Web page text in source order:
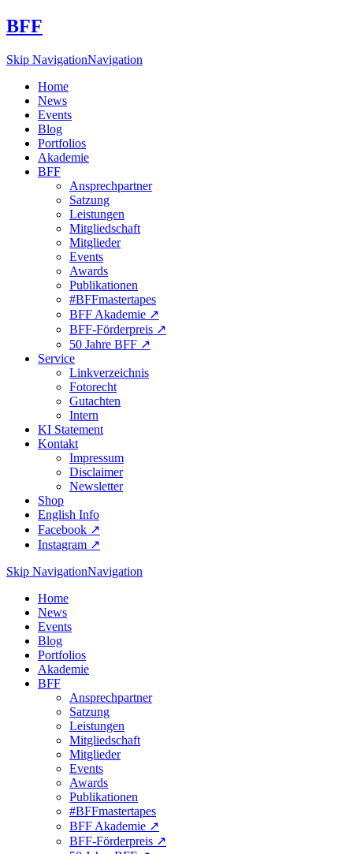
BFF
Skip NavigationNavigation
Home
News
Events
Blog
Portfolios
Akademie
BFF
Ansprechpartner
Satzung
Leistungen
Mitgliedschaft
Mitglieder
Events
Awards
Publikationen
#BFFmastertapes
BFF Akademie ↗︎
BFF-Förderpreis ↗︎
50 Jahre BFF ↗︎
Service
Linkverzeichnis
Fotorecht
Gutachten
Intern
KI Statement
Kontakt
Impressum
Disclaimer
Newsletter
Shop
English Info
Facebook ↗︎
Instagram ↗︎
Skip NavigationNavigation
Home
News
Events
Blog
Portfolios
Akademie
BFF
Ansprechpartner
Satzung
Leistungen
Mitgliedschaft
Mitglieder
Events
Awards
Publikationen
#BFFmastertapes
BFF Akademie ↗︎
BFF-Förderpreis ↗︎